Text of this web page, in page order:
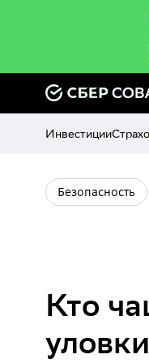
Инвестиции
Безопасность
Кто